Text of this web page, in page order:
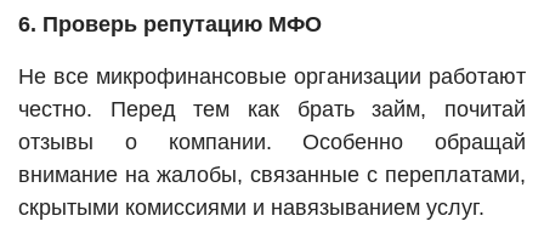
6. Проверь репутацию МФО
Не все микрофинансовые организации работают
честно. Перед тем как брать займ, почитай
отзывы о компании. Особенно обращай
внимание на жалобы, связанные с переплатами,
скрытыми комиссиями и навязыванием услуг.